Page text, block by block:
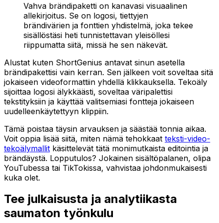
Vahva brändipaketti on kanavasi visuaalinen
allekirjoitus. Se on logosi, tiettyjen
brändivärien ja fonttien yhdistelmä, joka tekee
sisällöstäsi heti tunnistettavan yleisöllesi
riippumatta siitä, missä he sen näkevät.
Alustat kuten ShortGenius antavat sinun asetella
brändipakettisi vain kerran. Sen jälkeen voit soveltaa sitä
jokaiseen videoformattiin yhdellä klikkauksella. Tekoäly
sijoittaa logosi älykkäästi, soveltaa väripalettisi
tekstityksiin ja käyttää valitsemiasi fontteja jokaiseen
uudelleenkäytettyyn klippiin.
Tämä poistaa täysin arvauksen ja säästää tonnia aikaa.
Voit oppia lisää siitä, miten nämä tehokkaat teksti-video-
tekoälymallit käsittelevät tätä monimutkaista editointia ja
brändäystä. Lopputulos? Jokainen sisältöpalanen, olipa
YouTubessa tai TikTokissa, vahvistaa johdonmukaisesti
kuka olet.
Tee julkaisusta ja analytiikasta
saumaton työnkulu